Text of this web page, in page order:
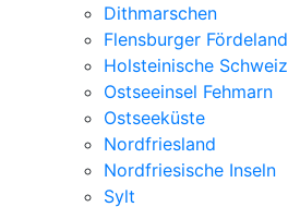
Dithmarschen
Flensburger Fördeland
Holsteinische Schweiz
Ostseeinsel Fehmarn
Ostseeküste
Nordfriesland
Nordfriesische Inseln
Sylt